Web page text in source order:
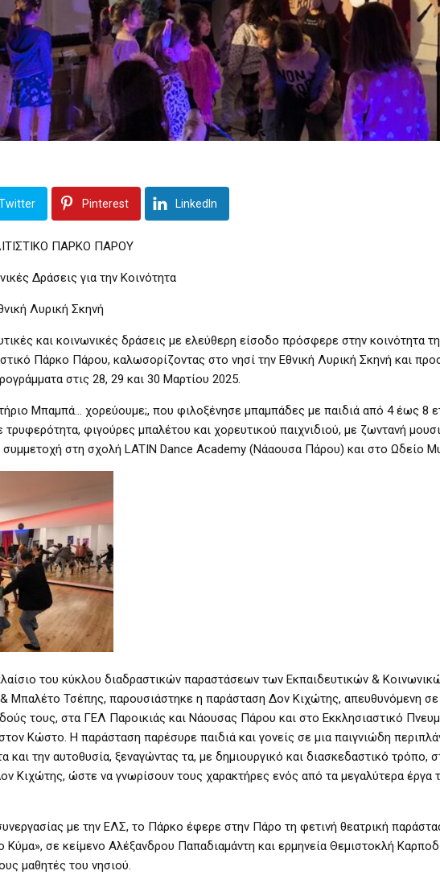
Pinterest LinkedIn
ΠΑΡΚΟ ΠΑΡΟΥ
Δράσεις για την Κοινότητα
Λυρική Σκηνή
και κοινωνικές δράσεις με ελεύθερη είσοδο πρόσφερε στην κοινότητα
Πάρκο Πάρου, καλωσορίζοντας στο νησί την Εθνική Λυρική Σκηνή και
στις 28, 29 και 30 Μαρτίου 2025.
Μπαμπά… χορεύουμε;, που φιλοξένησε μπαμπάδες με παιδιά από 4 έως 8
φιγούρες μπαλέτου και χορευτικού παιχνιδιού, με ζωντανή
συμμετοχή στη σχολή LATIN Dance Academy (Νάαουσα Πάρου) και στο Ωδείο
του κύκλου διαδραστικών παραστάσεων των Εκπαιδευτικών &
Μπαλέτο Τσέπης, παρουσιάστηκε η παράσταση Δον Κιχώτης, απευθυνόμενη
τους, στα ΓΕΛ Παροικιάς και Νάουσας Πάρου και στο Εκκλησιαστικό
Κώστο. Η παράσταση παρέσυρε παιδιά και γονείς σε μια παιγνιώδη
και την αυτοθυσία, ξεναγώντας τα, με δημιουργικό και διασκεδαστικό τρόπο,
Κιχώτης, ώστε να γνωρίσουν τους χαρακτήρες ενός από τα μεγαλύτερα έργα
με την ΕΛΣ, το Πάρκο έφερε στην Πάρο τη φετινή θεατρική
σε κείμενο Αλέξανδρου Παπαδιαμάντη και ερμηνεία Θεμιστοκλή
μαθητές του νησιού.